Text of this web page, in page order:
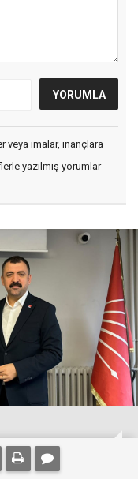
veya imalar, inançlara
yazılmış yorumlar